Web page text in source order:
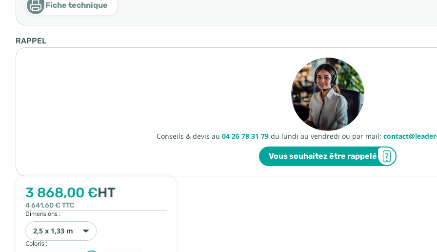
3 868,00 €HT
4 641,60 € TTC
Dimensions :
2,5 x 1,33 m
Coloris :
Fiche technique
RAPPEL
Conseils & devis au 04 26 78 31 79du lundi au vendredi ou par mail:
Vous souhaitez être rappelé